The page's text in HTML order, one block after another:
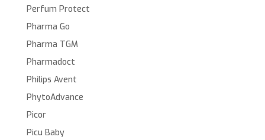
Perfum Protect
Pharma Go
Pharma TGM
Pharmadoct
Philips Avent
PhytoAdvance
Picor
Picu Baby